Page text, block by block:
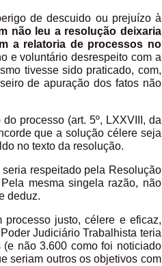
de descuido ou prejuízo à
não leu a resolução deixaria
a relatoria de processos no
e voluntário desrespeito com a
tivesse sido praticado, com,
de apuração dos fatos não
processo (art. 5º, LXXVIII, da
que a solução célere seja
no texto da resolução.
seria respeitado pela Resolução
mesma singela razão, não
deduz.
justo, célere e eficaz,
Judiciário Trabalhista teria
não 3.600 como foi noticiado
seriam outros os objetivos com